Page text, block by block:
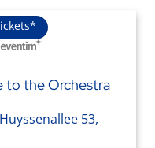
to the Orchestra
53,